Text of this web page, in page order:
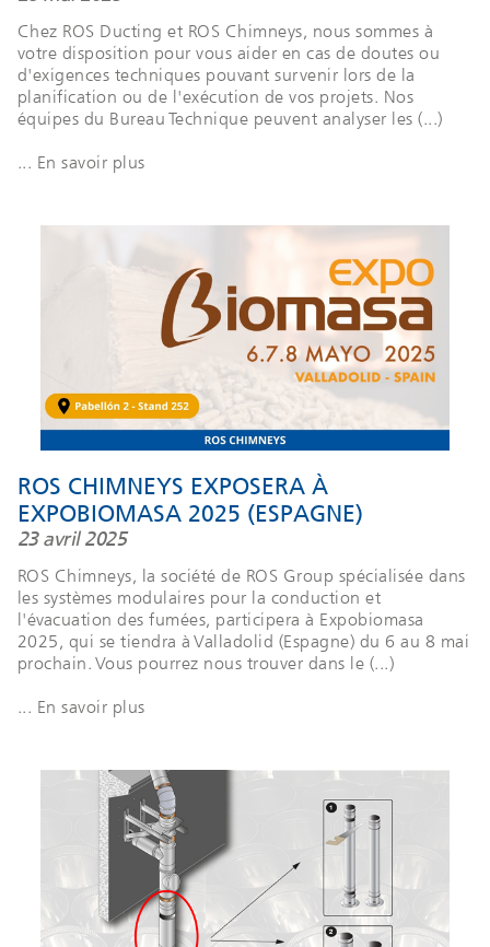
Chez ROS Ducting et ROS Chimneys, nous sommes à
votre disposition pour vous aider en cas de doutes ou
d'exigences techniques pouvant survenir lors de la
planification ou de l'exécution de vos projets. Nos
équipes du Bureau Technique peuvent analyser les (...)
... En savoir plus
ROS CHIMNEYS EXPOSERA À
EXPOBIOMASA 2025 (ESPAGNE)
23 avril 2025
ROS Chimneys, la société de ROS Group spécialisée dans
les systèmes modulaires pour la conduction et
l'évacuation des fumées, participera à Expobiomasa
2025, qui se tiendra à Valladolid (Espagne) du 6 au 8 mai
prochain. Vous pourrez nous trouver dans le (...)
... En savoir plus